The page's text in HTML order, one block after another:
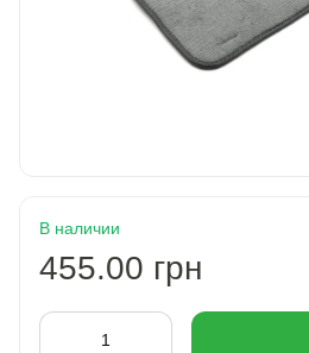
В наличии
455.00 грн